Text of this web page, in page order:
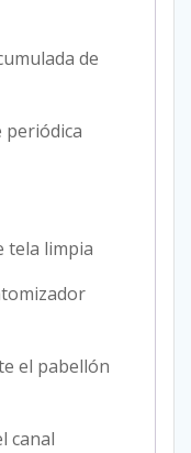
de
periódica
tela limpia
el pabellón
canal